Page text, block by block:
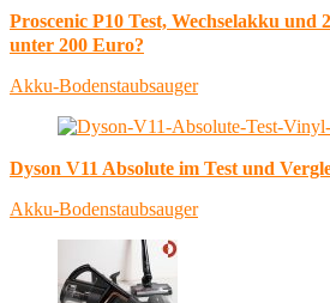
Proscenic P10 Test, Wechselakku und
unter 200 Euro?
Akku-Bodenstaubsauger
Dyson V11 Absolute im Test und
Akku-Bodenstaubsauger